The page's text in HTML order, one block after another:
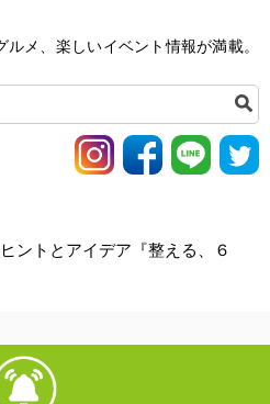
メ、楽しいイベント情報が満載。
ントとアイデア『整える、６